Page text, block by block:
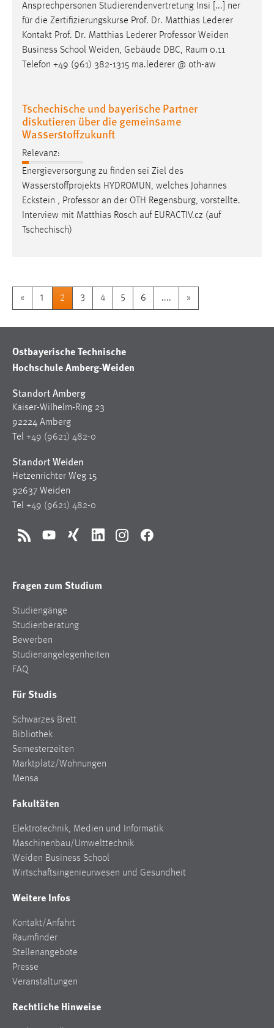
Ansprechpersonen Studierendenvertretung Insi [...] ner
für die Zertifizierungskurse Prof. Dr. Matthias Lederer
Kontakt Prof. Dr. Matthias Lederer Professor Weiden
Business School Weiden, Gebäude DBC, Raum 0.11
Telefon +49 (961) 382-1315 ma.lederer @ oth-aw
Tschechische und bayerische Partner
diskutieren über die gemeinsame
Wasserstoffzukunft
Relevanz:
Energieversorgung zu finden sei Ziel des
Wasserstoffprojekts HYDROMUN, welches Johannes
Eckstein , Professor an der OTH Regensburg, vorstellte.
Interview mit Matthias Rösch auf EURACTIV.cz (auf
Tschechisch)
« 1 2 3 4 5 6 .... »
Ostbayerische Technische
Hochschule Amberg-Weiden
Standort Amberg
Kaiser-Wilhelm-Ring 23
92224 Amberg
Tel +49 (9621) 482-0
Standort Weiden
Hetzenrichter Weg 15
92637 Weiden
Tel +49 (9621) 482-0
RSS YouTubeXing LinkedInInstagramFacebook
Fragen zum Studium
Studiengänge
Studienberatung
Bewerben
Studienangelegenheiten
FAQ
Für Studis
Schwarzes Brett
Bibliothek
Semesterzeiten
Marktplatz/Wohnungen
Mensa
Fakultäten
Elektrotechnik, Medien und Informatik
Maschinenbau/Umwelttechnik
Weiden Business School
Wirtschaftsingenieurwesen und Gesundheit
Weitere Infos
Kontakt/Anfahrt
Raumfinder
Stellenangebote
Presse
Veranstaltungen
Rechtliche Hinweise